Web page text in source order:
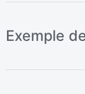
Exemple